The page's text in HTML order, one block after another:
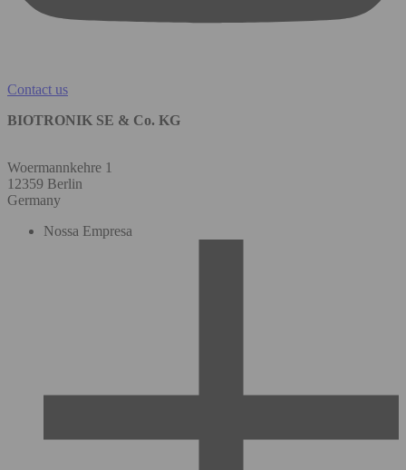
Contact us
BIOTRONIK SE & Co. KG
Woermannkehre 1
12359 Berlin
Germany
Nossa Empresa